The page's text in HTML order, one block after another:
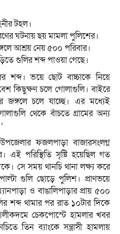
টহল।
ঘটনায় ছয় মামলা পুলিশের।
আশ্রয় নেয় ৫০০ পরিবার।
গুলির শব্দ পাওয়া গেছে।
শব্দ। ভয়ে ছোট বাচ্চাকে নিয়ে
কিছুক্ষণ চলে গোলাগুলি। বাইরে
চলে যাচ্ছে। এর মধ্যেই
থেকে বাঁচতে গ্রামের অন্য
ফজলপাড়া বাজারসংলগ্ন
এই পরিস্থিতি সৃষ্টি হয়েছিল গত
সে সময় থানচি থানা লক্ষ্য করে
গুলি ছোড়ে পুলিশ। প্রাণভয়ে
ও বাঙালিপাড়ার প্রায় ৫০০
শব্দ থামার পর রাত ১০টার দিকে
চেকপোস্টে হামলার খবর
তিন ব্যাংকে সন্ত্রাসী হামলায়